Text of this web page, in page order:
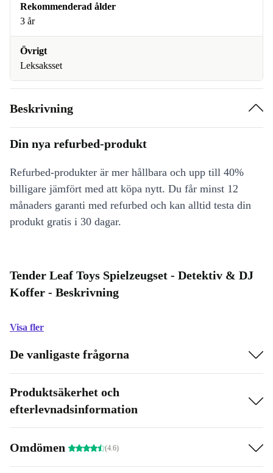
Rekommenderad ålder
3 år
Övrigt
Leksaksset
Beskrivning
Din nya refurbed-produkt
Refurbed-produkter är mer hållbara och upp till 40%
billigare jämfört med att köpa nytt. Du får minst 12
månaders garanti med refurbed och kan alltid testa din
produkt gratis i 30 dagar.
Tender Leaf Toys Spielzeugset - Detektiv & DJ
Koffer - Beskrivning
Visa fler
De vanligaste frågorna
Produktsäkerhet och
efterlevnadsinformation
Omdömen (4.6)